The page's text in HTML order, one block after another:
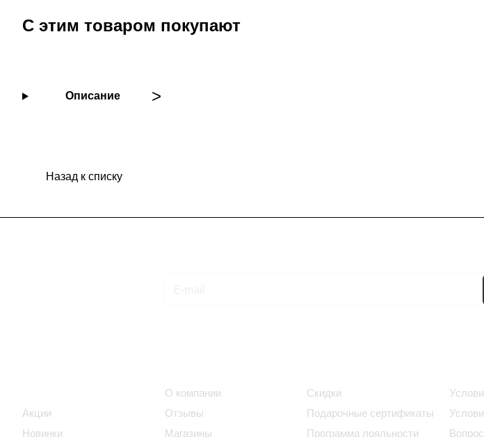
С этим товаром покупают
Описание
Назад к списку
Акции
Новинки
О компании
Отзывы
Магазины
Скидки
Подарочные сертификаты
Программа лояльности